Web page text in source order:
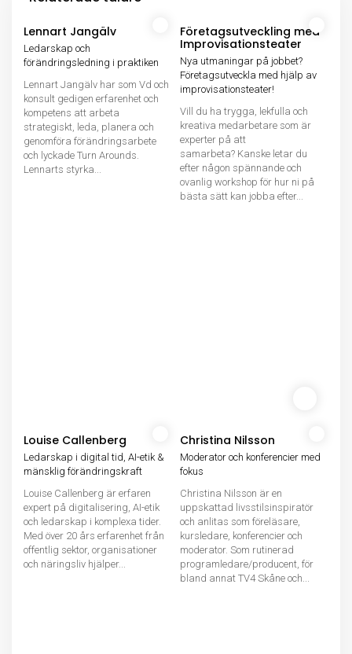
Lennart Jangälv
Ledarskap och
förändringsledning i praktiken
Lennart Jangälv har som Vd och
konsult gedigen erfarenhet och
kompetens att arbeta
strategiskt, leda, planera och
genomföra förändringsarbete
och lyckade Turn Arounds.
Lennarts styrka...
Företagsutveckling med
Improvisationsteater
Nya utmaningar på jobbet?
Företagsutveckla med hjälp av
improvisationsteater!
Vill du ha trygga, lekfulla och
kreativa medarbetare som är
experter på att
samarbeta? Kanske letar du
efter någon spännande och
ovanlig workshop för hur ni på
bästa sätt kan jobba efter...
Louise Callenberg
Ledarskap i digital tid, AI-etik &
mänsklig förändringskraft
Louise Callenberg är erfaren
expert på digitalisering, AI-etik
och ledarskap i komplexa tider.
Med över 20 års erfarenhet från
offentlig sektor, organisationer
och näringsliv hjälper...
Christina Nilsson
Moderator och konferencier med
fokus
Christina Nilsson är en
uppskattad livsstilsinspiratör
och anlitas som föreläsare,
kursledare, konferencier och
moderator. Som rutinerad
programledare/producent, för
bland annat TV4 Skåne och...